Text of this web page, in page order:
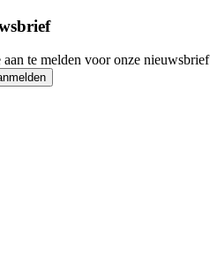
te melden voor onze nieuwsbrief